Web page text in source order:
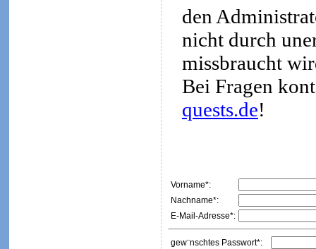
den
nicht durch
missbraucht
Bei Fragen
quests.de!
Vorname*:
Nachname*:
E-Mail-Adresse*:
gew¨nschtes Passwort*: